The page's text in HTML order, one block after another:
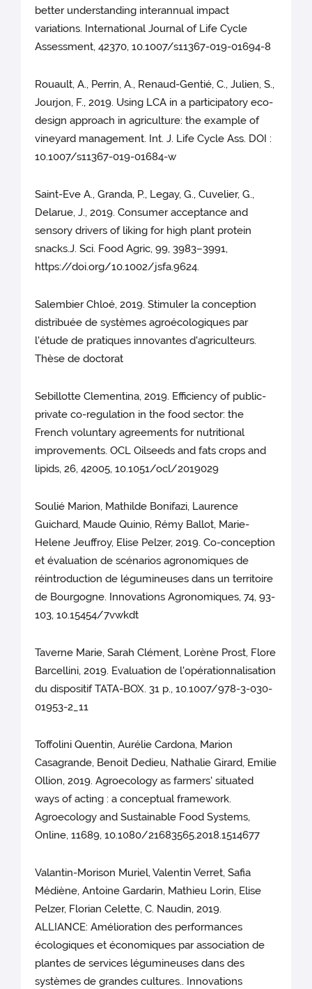
better understanding interannual impact
variations. International Journal of Life Cycle
Assessment, 42370, 10.1007/s11367-019-01694-8
Rouault, A., Perrin, A., Renaud-Gentié, C., Julien, S.,
Jourjon, F., 2019. Using LCA in a participatory eco-
design approach in agriculture: the example of
vineyard management. Int. J. Life Cycle Ass. DOI :
10.1007/s11367-019-01684-w
Saint-Eve A., Granda, P., Legay, G., Cuvelier, G.,
Delarue, J., 2019. Consumer acceptance and
sensory drivers of liking for high plant protein
snacks.J. Sci. Food Agric, 99, 3983–3991,
https://doi.org/10.1002/jsfa.9624.
Salembier Chloé, 2019. Stimuler la conception
distribuée de systèmes agroécologiques par
l'étude de pratiques innovantes d'agriculteurs.
Thèse de doctorat
Sebillotte Clementina, 2019. Efficiency of public-
private co-regulation in the food sector: the
French voluntary agreements for nutritional
improvements. OCL Oilseeds and fats crops and
lipids, 26, 42005, 10.1051/ocl/2019029
Soulié Marion, Mathilde Bonifazi, Laurence
Guichard, Maude Quinio, Rémy Ballot, Marie-
Helene Jeuffroy, Elise Pelzer, 2019. Co-conception
et évaluation de scénarios agronomiques de
réintroduction de légumineuses dans un territoire
de Bourgogne. Innovations Agronomiques, 74, 93-
103, 10.15454/7vwkdt
Taverne Marie, Sarah Clément, Lorène Prost, Flore
Barcellini, 2019. Evaluation de l'opérationnalisation
du dispositif TATA-BOX. 31 p., 10.1007/978-3-030-
01953-2_11
Toffolini Quentin, Aurélie Cardona, Marion
Casagrande, Benoit Dedieu, Nathalie Girard, Emilie
Ollion, 2019. Agroecology as farmers' situated
ways of acting : a conceptual framework.
Agroecology and Sustainable Food Systems,
Online, 11689, 10.1080/21683565.2018.1514677
Valantin-Morison Muriel, Valentin Verret, Safia
Médiène, Antoine Gardarin, Mathieu Lorin, Elise
Pelzer, Florian Celette, C. Naudin, 2019.
ALLIANCE: Amélioration des performances
écologiques et économiques par association de
plantes de services légumineuses dans des
systèmes de grandes cultures.. Innovations